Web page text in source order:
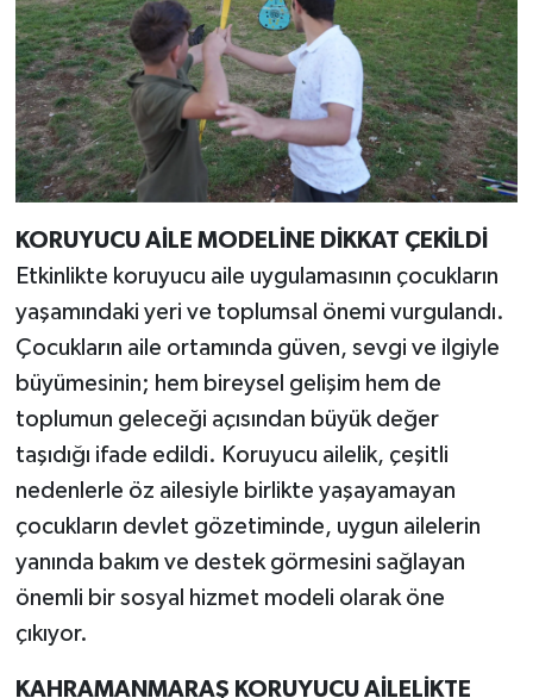
KORUYUCU AİLE MODELİNE DİKKAT ÇEKİLDİ
Etkinlikte koruyucu aile uygulamasının çocukların
yaşamındaki yeri ve toplumsal önemi vurgulandı.
Çocukların aile ortamında güven, sevgi ve ilgiyle
büyümesinin; hem bireysel gelişim hem de
toplumun geleceği açısından büyük değer
taşıdığı ifade edildi. Koruyucu ailelik, çeşitli
nedenlerle öz ailesiyle birlikte yaşayamayan
çocukların devlet gözetiminde, uygun ailelerin
yanında bakım ve destek görmesini sağlayan
önemli bir sosyal hizmet modeli olarak öne
çıkıyor.
KAHRAMANMARAŞ KORUYUCU AİLELİKTE